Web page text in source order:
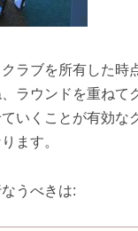
ラブを所有した時
ラウンドを重ねて
いくことが有効な
ます。
うべきは: